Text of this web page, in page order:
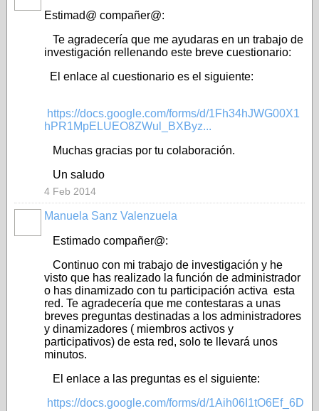
Estimad@ compañer@:
Te agradecería que me ayudaras en un trabajo de
investigación rellenando este breve cuestionario:
El enlace al cuestionario es el siguiente:
https://docs.google.com/forms/d/1Fh34hJWG00X1
hPR1MpELUEO8ZWul_BXByz...
Muchas gracias por tu colaboración.
Un saludo
4 Feb 2014
Manuela Sanz Valenzuela
Estimado compañer@:
Continuo con mi trabajo de investigación y he
visto que has realizado la función de administrador
o has dinamizado con tu participación activa esta
red. Te agradecería que me contestaras a unas
breves preguntas destinadas a los administradores
y dinamizadores ( miembros activos y
participativos) de esta red, solo te llevará unos
minutos.
El enlace a las preguntas es el siguiente:
https://docs.google.com/forms/d/1Aih06I1tO6Ef_6D